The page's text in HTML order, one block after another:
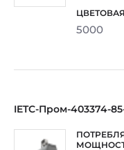
5000
IETC-Пром-403374-